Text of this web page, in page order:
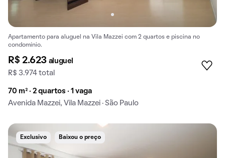
Apartamento para aluguel na Vila Mazzei com 2 quartos e piscina no
condomínio.
R$ 2.623 aluguel
R$ 3.974 total
70 m² · 2 quartos · 1 vaga
Avenida Mazzei, Vila Mazzei · São Paulo
Exclusivo Baixou o preço